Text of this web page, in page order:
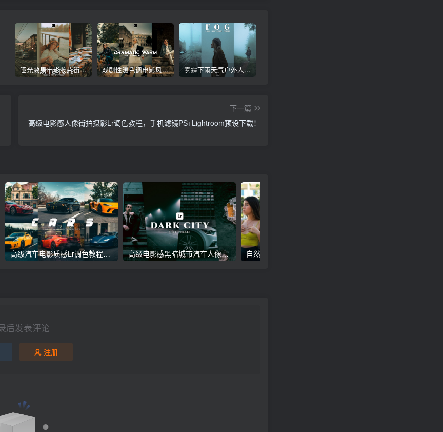
哑光效果电影胶片街拍人像Lr调色，手机滤镜PS+Lightroom预设下载！ 戏剧性暖色调电影风格人像自拍Lr调色教程，手机滤镜PS+Lightroom预设下载！ 雾霾下雨天气户外人像街景拍摄Lr后期调色，手机滤镜PS+Lightroom预设下载！
下一篇
高级电影感人像街拍摄影Lr调色教程，手机滤镜PS+Lightroom预设下载！
高级汽车电影质感Lr调色教程，手机滤镜PS+Lightroom预设下载！ 高级电影感黑暗城市汽车人像Lr调色，附手机滤镜PS+Lightroom预设下载！
后发表评论
注册